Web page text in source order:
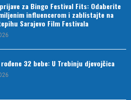
za Bingo Festival Fits: Odaberite
influencerom i zablistajte na
Sarajevo Film Festivala
32 bebe: U Trebinju djevojčica